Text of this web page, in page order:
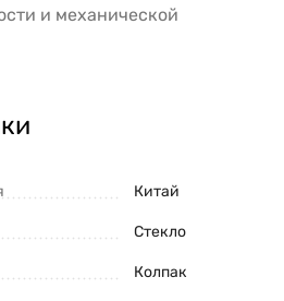
и механической
Китай
Стекло
Колпак